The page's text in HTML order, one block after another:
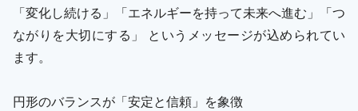
「変化し続ける」「エネルギーを持って未来へ進む」「つ
ながりを大切にする」 というメッセージが込められてい
ます。
円形のバランスが「安定と信頼」を象徴